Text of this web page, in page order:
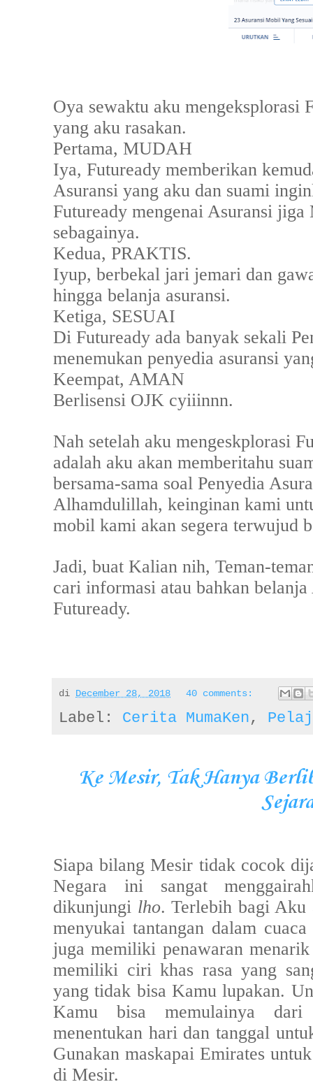
Oya sewaktu aku mengeksplorasi
yang aku rasakan.
Pertama, MUDAH
Iya, Futuready memberikan
Asuransi yang aku dan suami
Futuready mengenai Asuransi
sebagainya.
Kedua, PRAKTIS.
Iyup, berbekal jari jemari dan
hingga belanja asuransi.
Ketiga, SESUAI
Di Futuready ada banyak sekali
menemukan penyedia asuransi
Keempat, AMAN
Berlisensi OJK cyiiinnn.
Nah setelah aku mengeskplorasi
adalah aku akan memberitahu
bersama-sama soal Penyedia
Alhamdulillah, keinginan kami
mobil kami akan segera terwujud
Jadi, buat Kalian nih, Teman-
cari informasi atau bahkan
Futuready.
di December 28, 2018 40 comments:
Label: Cerita MumaKen,
Ke Mesir, Tak Hanya
Siapa bilang Mesir tidak cocok
Negara ini sangat
dikunjungi lho. Terlebih bagi Aku
menyukai tantangan dalam
juga memiliki penawaran
memiliki ciri khas rasa yang
yang tidak bisa Kamu lupakan.
Kamu bisa memulainya dari
menentukan hari dan tanggal
Gunakan maskapai Emirates
di Mesir.